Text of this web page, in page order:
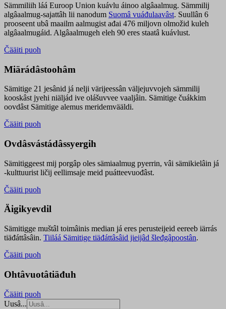
Sämmiliih láá Euroop Union kuávlu áinoo algâaalmug. Sämmilij
algâaalmug-sajattâh lii nanodum Suomâ vuáđulaavâst. Suullân 6
prooseent ubâ maailm aalmugist ađai 476 miljovn olmožid kuleh
algâaalmugáid. Algâaalmugeh eleh 90 eres staatâ kuávlust.
Čääiti puoh
Miärádâstoohâm
Sämitige 21 jesânid já nelji värijeessân väljejuvvojeh sämmilij
kooskâst jyehi niäljád ive olášuvvee vaaljâin. Sämitige čuákkim
oovdâst Sämitige alemus meridemvääldi.
Čääiti puoh
Ovdâsvástádâssyergih
Sämitiggeest mij porgâp oles sämiaalmug pyerrin, vâi sämikielâin já
-kulttuurist ličij eellimsaje meid puátteevuođâst.
Čääiti puoh
Äigikyevdil
Sämitigge muštâl toimâinis median já eres perusteijeid eereeb iärrás
tiäđáttâsâin. Tiiláá Sämitige tiäđáttâsâid jieijâd šleđgâpoostân.
Čääiti puoh
Ohtâvuotâtiäđuh
Čääiti puoh
Uusâ...